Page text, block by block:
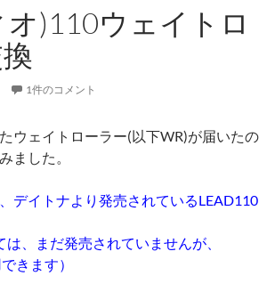
)110ウェイトロ
1件のコメント
ウェイトローラー(以下WR)が届いたの
ました。
デイトナより発売されているLEAD110
は、まだ発売されていませんが、
きます）